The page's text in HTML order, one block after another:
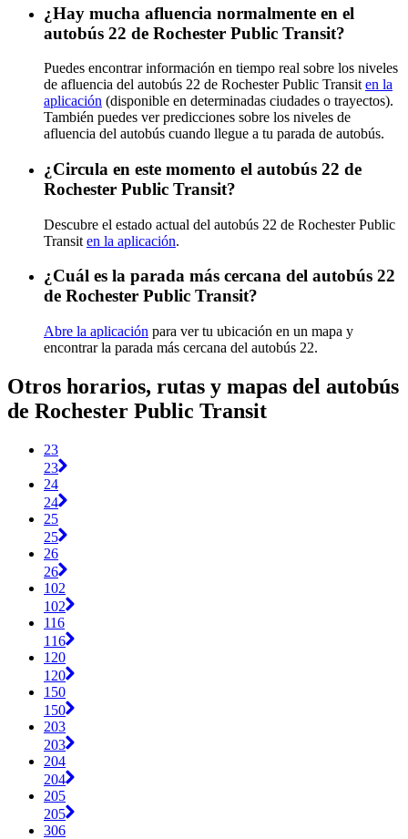
¿Hay mucha afluencia normalmente en el
autobús 22 de Rochester Public Transit?
Puedes encontrar información en tiempo real sobre los niveles
de afluencia del autobús 22 de Rochester Public Transit en la
aplicación (disponible en determinadas ciudades o trayectos).
También puedes ver predicciones sobre los niveles de
afluencia del autobús cuando llegue a tu parada de autobús.
¿Circula en este momento el autobús 22 de
Rochester Public Transit?
Descubre el estado actual del autobús 22 de Rochester Public
Transit en la aplicación.
¿Cuál es la parada más cercana del autobús 22
de Rochester Public Transit?
Abre la aplicación para ver tu ubicación en un mapa y
encontrar la parada más cercana del autobús 22.
Otros horarios, rutas y mapas del autobús
de Rochester Public Transit
23
23
24
24
25
25
26
26
102
102
116
116
120
120
150
150
203
203
204
204
205
205
306